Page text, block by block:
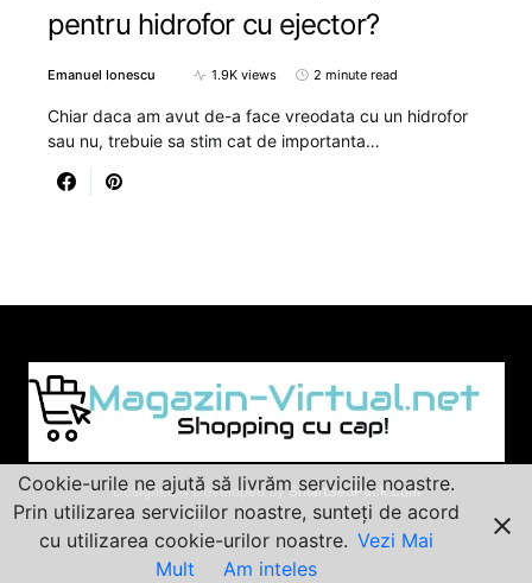
pentru hidrofor cu ejector?
Emanuel Ionescu 1.9K views 2 minute read
Chiar daca am avut de-a face vreodata cu un hidrofor
sau nu, trebuie sa stim cat de importanta…
Designed & Developed by SmartSeoPack.com
Cookie-urile ne ajută să livrăm serviciile noastre.
Prin utilizarea serviciilor noastre, sunteți de acord
cu utilizarea cookie-urilor noastre. Vezi Mai
Mult
Am inteles